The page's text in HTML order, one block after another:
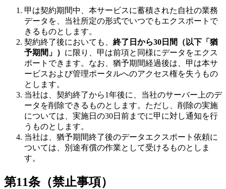
甲は契約期間中、本サービスに蓄積された自社の業務
データを、当社所定の形式でいつでもエクスポートで
きるものとします。
契約終了後においても、 終了日から30日間（以下「猶
予期間」） に限り、甲は前項と同様にデータをエクス
ポートできます。なお、猶予期間経過後は、甲は本サ
ービスおよび管理ポータルへのアクセス権を失うもの
とします。
当社は、契約終了から1年後に、当社のサーバー上のデ
ータを削除できるものとします。ただし、削除の実施
については、実施日の30日前までに甲に対し通知を行
うものとします。
当社は、猶予期間終了後のデータエクスポート依頼に
ついては、別途有償の作業として受けるものとしま
す。
第11条（禁止事項）